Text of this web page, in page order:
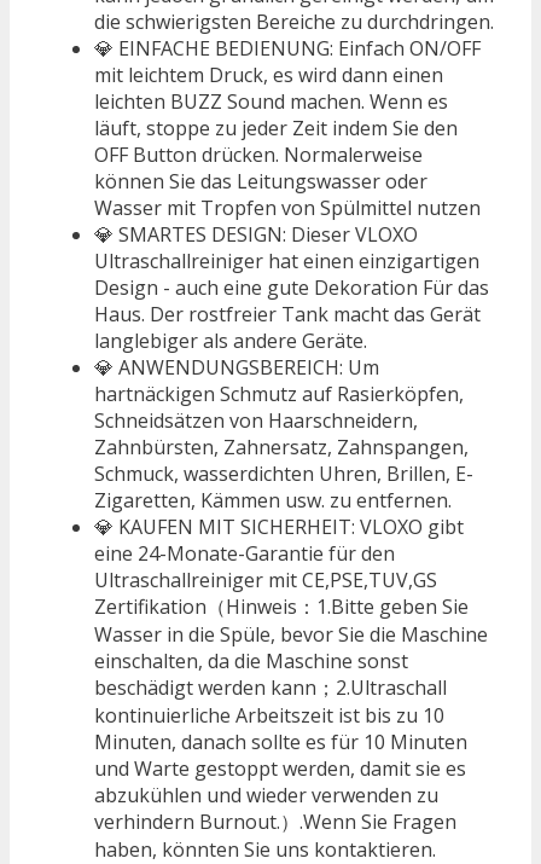
die schwierigsten Bereiche zu durchdringen.
💎 EINFACHE BEDIENUNG: Einfach ON/OFF
mit leichtem Druck, es wird dann einen
leichten BUZZ Sound machen. Wenn es
läuft, stoppe zu jeder Zeit indem Sie den
OFF Button drücken. Normalerweise
können Sie das Leitungswasser oder
Wasser mit Tropfen von Spülmittel nutzen
💎 SMARTES DESIGN: Dieser VLOXO
Ultraschallreiniger hat einen einzigartigen
Design - auch eine gute Dekoration Für das
Haus. Der rostfreier Tank macht das Gerät
langlebiger als andere Geräte.
💎 ANWENDUNGSBEREICH: Um
hartnäckigen Schmutz auf Rasierköpfen,
Schneidsätzen von Haarschneidern,
Zahnbürsten, Zahnersatz, Zahnspangen,
Schmuck, wasserdichten Uhren, Brillen, E-
Zigaretten, Kämmen usw. zu entfernen.
💎 KAUFEN MIT SICHERHEIT: VLOXO gibt
eine 24-Monate-Garantie für den
Ultraschallreiniger mit CE,PSE,TUV,GS
Zertifikation（Hinweis：1.Bitte geben Sie
Wasser in die Spüle, bevor Sie die Maschine
einschalten, da die Maschine sonst
beschädigt werden kann；2.Ultraschall
kontinuierliche Arbeitszeit ist bis zu 10
Minuten, danach sollte es für 10 Minuten
und Warte gestoppt werden, damit sie es
abzukühlen und wieder verwenden zu
verhindern Burnout.）.Wenn Sie Fragen
haben, könnten Sie uns kontaktieren.